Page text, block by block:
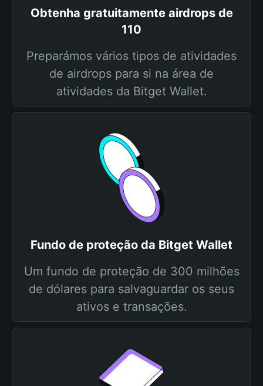
Obtenha gratuitamente airdrops de
110
Preparámos vários tipos de atividades
de airdrops para si na área de
atividades da Bitget Wallet.
Fundo de proteção da Bitget Wallet
Um fundo de proteção de 300 milhões
de dólares para salvaguardar os seus
ativos e transações.